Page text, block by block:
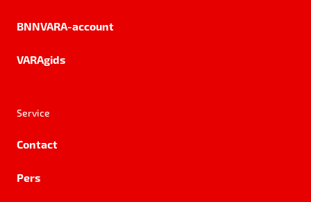
BNNVARA-account
VARAgids
Service
Contact
Pers